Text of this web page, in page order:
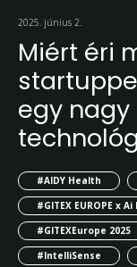
2025. június 2.
Miért éri
egy nagy
#AIDY Health
#GITEX EUROPE x
#GITEXEurope 2025
#IntelliSense